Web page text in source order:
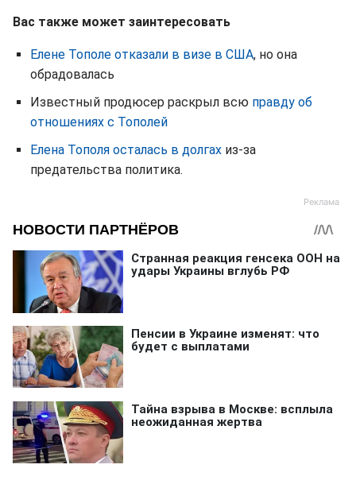
Вас также может заинтересовать
Елене Тополе отказали в визе в США, но она
обрадовалась
Известный продюсер раскрыл всю правду об
отношениях с Тополей
Елена Тополя осталась в долгах из-за
предательства политика.